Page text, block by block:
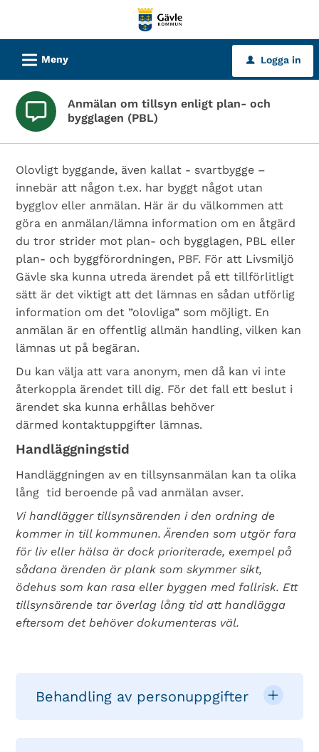
tjänster
Gävle
kommun
L Meny u Logga in
Anmälan om tillsyn enligt plan- och
bygglagen (PBL)
Olovligt byggande, även kallat - svartbygge –
innebär att någon t.ex. har byggt något utan
bygglov eller anmälan. Här är du välkommen att
göra en anmälan/lämna information om en åtgärd
du tror strider mot plan- och bygglagen, PBL eller
plan- och byggförordningen, PBF. För att Livsmiljö
Gävle ska kunna utreda ärendet på ett tillförlitligt
sätt är det viktigt att det lämnas en sådan utförlig
information om det ”olovliga” som möjligt. En
anmälan är en offentlig allmän handling, vilken kan
lämnas ut på begäran.
Du kan välja att vara anonym, men då kan vi inte
återkoppla ärendet till dig. För det fall ett beslut i
ärendet ska kunna erhållas behöver
därmed kontaktuppgifter lämnas.
Handläggningstid
Handläggningen av en tillsynsanmälan kan ta olika
lång tid beroende på vad anmälan avser.
Vi handlägger tillsynsärenden i den ordning de
kommer in till kommunen. Ärenden som utgör fara
för liv eller hälsa är dock prioriterade, exempel på
sådana ärenden är plank som skymmer sikt,
ödehus som kan rasa eller byggen med fallrisk. Ett
tillsynsärende tar överlag lång tid att handlägga
eftersom det behöver dokumenteras väl.
Behandling av personuppgifter